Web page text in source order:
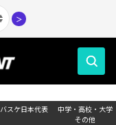
＞
バスケ日本代表
中学・高校・大学
その他